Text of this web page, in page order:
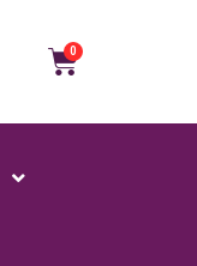
0Carrito